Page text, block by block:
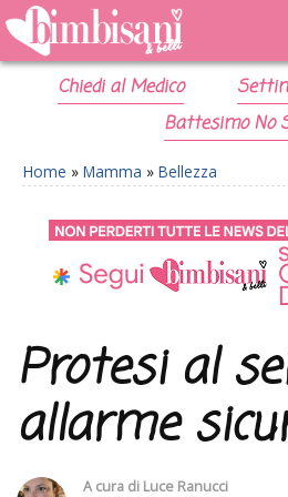
Chiedi al Medico
Battesimo No
Home » Mamma » Bellezza
Protesi al
allarme
A cura di Luce Ranucci